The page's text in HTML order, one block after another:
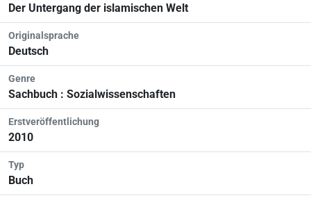
Der Untergang der islamischen Welt
Originalsprache
Deutsch
Genre
Sachbuch : Sozialwissenschaften
Erstveröffentlichung
2010
Typ
Buch